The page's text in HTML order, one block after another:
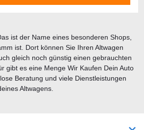
ist der Name eines besonderen Shops,
ist. Dort können Sie Ihren Altwagen
gleich noch günstig einen gebrauchten
gibt es eine Menge Wir Kaufen Dein Auto
Beratung und viele Dienstleistungen
Altwagens.